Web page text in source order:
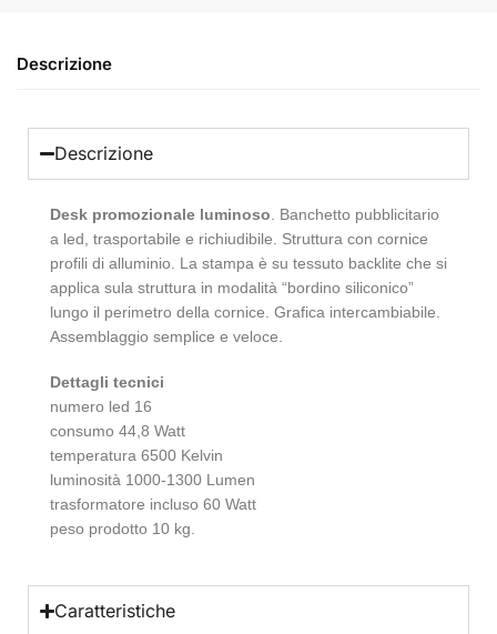
Descrizione
Descrizione
Desk promozionale luminoso . Banchetto pubblicitario
a led, trasportabile e richiudibile. Struttura con cornice
profili di alluminio. La stampa è su tessuto backlite che si
applica sula struttura in modalità “bordino siliconico”
lungo il perimetro della cornice. Grafica intercambiabile.
Assemblaggio semplice e veloce.
Dettagli tecnici
numero led 16
consumo 44,8 Watt
temperatura 6500 Kelvin
luminosità 1000-1300 Lumen
trasformatore incluso 60 Watt
peso prodotto 10 kg.
Caratteristiche